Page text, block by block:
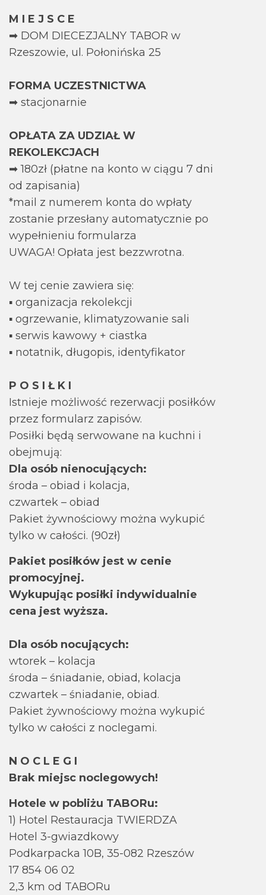
M I E J S C E
➡ DOM DIECEZJALNY TABOR w
Rzeszowie, ul. Połonińska 25
FORMA UCZESTNICTWA
➡ stacjonarnie
OPŁATA ZA UDZIAŁ W
REKOLEKCJACH
➡ 180zł (płatne na konto w ciągu 7 dni
od zapisania)
*mail z numerem konta do wpłaty
zostanie przesłany automatycznie po
wypełnieniu formularza
UWAGA! Opłata jest bezzwrotna.
W tej cenie zawiera się:
▪ organizacja rekolekcji
▪ ogrzewanie, klimatyzowanie sali
▪ serwis kawowy + ciastka
▪ notatnik, długopis, identyfikator
P O S I Ł K I
Istnieje możliwość rezerwacji posiłków
przez formularz zapisów.
Posiłki będą serwowane na kuchni i
obejmują:
Dla osób nienocujących:
środa – obiad i kolacja,
czwartek – obiad
Pakiet żywnościowy można wykupić
tylko w całości. (90zł)
Pakiet posiłków jest w cenie
promocyjnej.
Wykupując posiłki indywidualnie
cena jest wyższa.
Dla osób nocujących:
wtorek – kolacja
środa – śniadanie, obiad, kolacja
czwartek – śniadanie, obiad.
Pakiet żywnościowy można wykupić
tylko w całości z noclegami.
N O C L E G I
Brak miejsc noclegowych!
Hotele w pobliżu TABORu:
1) Hotel Restauracja TWIERDZA
Hotel 3-gwiazdkowy
Podkarpacka 10B, 35-082 Rzeszów
17 854 06 02
2,3 km od TABORu